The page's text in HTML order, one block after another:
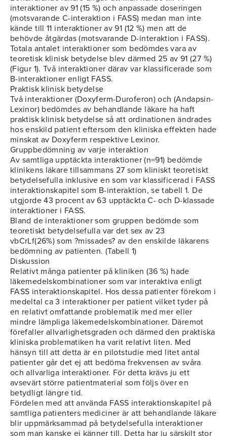
interaktioner av 91 (15 %) och anpassade doseringen
(motsvarande C-interaktion i FASS) medan man inte
kände till 11 interaktioner av 91 (12 %) men att de
behövde åtgärdas (motsvarande D-interaktion i FASS).
Totala antalet interaktioner som bedömdes vara av
teoretisk klinisk betydelse blev därmed 25 av 91 (27 %)
(Figur 1). Två interaktioner därav var klassificerade som
B-interaktioner enligt FASS.
Praktisk klinisk betydelse
Två interaktioner (Doxyferm-Duroferon) och (Andapsin-
Lexinor) bedömdes av behandlande läkare ha haft
praktisk klinisk betydelse så att ordinationen ändrades
hos enskild patient eftersom den kliniska effekten hade
minskat av Doxyferm respektive Lexinor.
Gruppbedömning av varje interaktion
Av samtliga upptäckta interaktioner (n=91) bedömde
klinikens läkare tillsammans 27 som kliniskt teoretiskt
betydelsefulla inklusive en som var klassificerad i FASS
interaktionskapitel som B-interaktion, se tabell 1. De
utgjorde 43 procent av 63 upptäckta C- och D-klassade
interaktioner i FASS.
Bland de interaktioner som gruppen bedömde som
teoretiskt betydelsefulla var det sex av 23
vbCrLf(26%) som ?missades? av den enskilde läkarens
bedömning av patienten. (Tabell 1)
Diskussion
Relativt många patienter på kliniken (36 %) hade
läkemedelskombinationer som var interaktiva enligt
FASS interaktionskapitel. Hos dessa patienter förekom i
medeltal ca 3 interaktioner per patient vilket tyder på
en relativt omfattande problematik med mer eller
mindre lämpliga läkemedelskombinationer. Däremot
förefaller allvarlighetsgraden och därmed den praktiska
kliniska problematiken ha varit relativt liten. Med
hänsyn till att detta är en pilotstudie med litet antal
patienter går det ej att bedöma frekvensen av svåra
och allvarliga interaktioner. För detta krävs ju ett
avsevärt större patientmaterial som följs över en
betydligt längre tid.
Fördelen med att använda FASS interaktionskapitel på
samtliga patienters mediciner är att behandlande läkare
blir uppmärksammad på betydelsefulla interaktioner
som man kanske ej känner till. Detta har ju särskilt stor